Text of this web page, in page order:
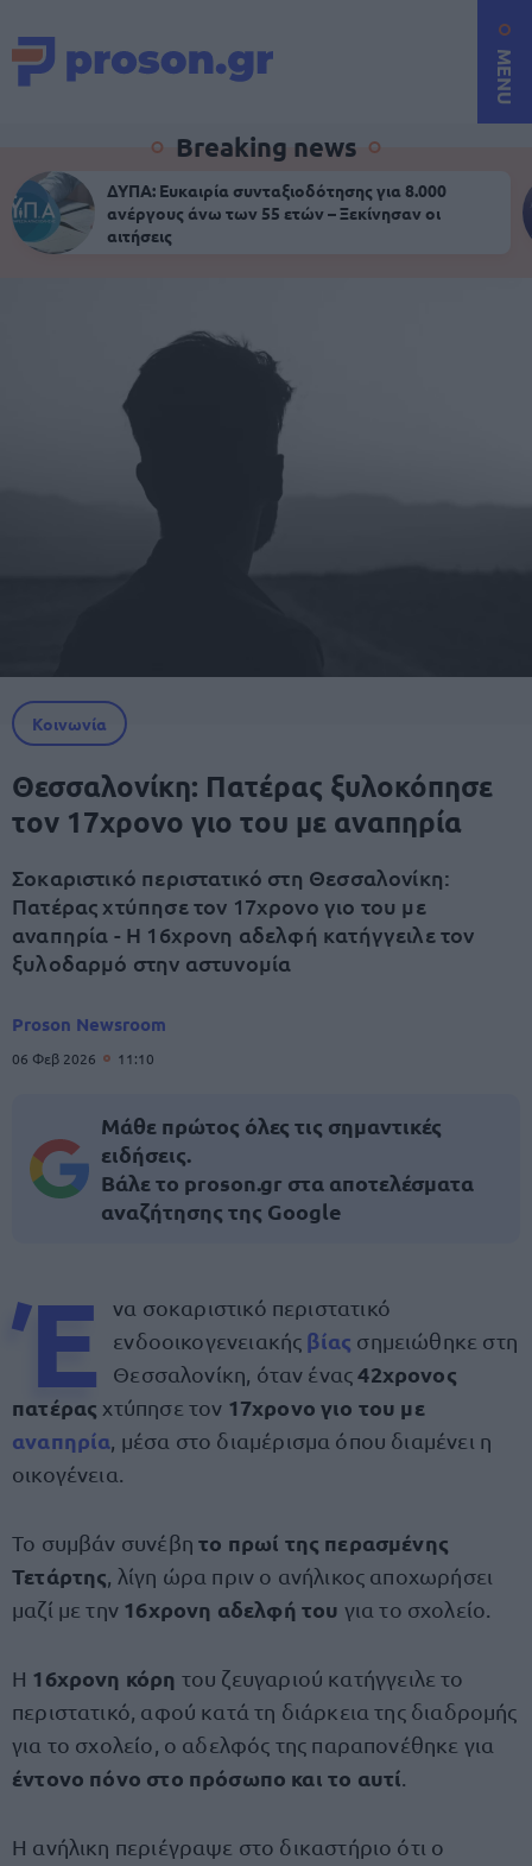
MENU
Breaking news
ΔΥΠΑ: Ευκαιρία συνταξιοδότησης για 8.000
ανέργους άνω των 55 ετών – Ξεκίνησαν οι
αιτήσεις
Κοινωνία
Θεσσαλονίκη: Πατέρας ξυλοκόπησε
τον 17χρονο γιο του με αναπηρία
Σοκαριστικό περιστατικό στη Θεσσαλονίκη:
Πατέρας χτύπησε τον 17χρονο γιο του με
αναπηρία - Η 16χρονη αδελφή κατήγγειλε τον
ξυλοδαρμό στην αστυνομία
Proson Newsroom
06 Φεβ 2026 11:10
Μάθε πρώτος όλες τις σημαντικές
ειδήσεις.
Βάλε το proson.gr στα αποτελέσματα
αναζήτησης της Google
Έ
να σοκαριστικό περιστατικό
ενδοοικογενειακής βίας σημειώθηκε στη
Θεσσαλονίκη, όταν ένας42χρονος
πατέρας χτύπησε τον 17χρονο γιο του με
αναπηρία , μέσα στο διαμέρισμα όπου διαμένει η
οικογένεια.
Το συμβάν συνέβητο πρωί της περασμένης
Τετάρτης , λίγη ώρα πριν ο ανήλικος αποχωρήσει
μαζί με την 16χρονη αδελφή του για το σχολείο.
Η 16χρονη κόρη του ζευγαριού κατήγγειλε το
περιστατικό, αφού κατά τη διάρκεια της διαδρομής
για το σχολείο, ο αδελφός της παραπονέθηκε για
έντονο πόνο στο πρόσωπο και το αυτί
Η ανήλικη περιέγραψε στο δικαστήριο ότι ο